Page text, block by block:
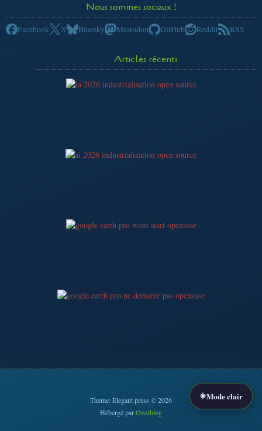
☀️Mode clair
Nous sommes sociaux !
Facebook X Bluesky Mastodon GitHub Reddit RSS
Articles récents
Theme: Elegant press © 2026
Hébergé parOverblog